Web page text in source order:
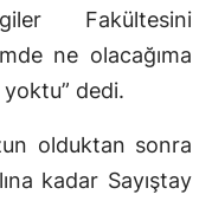
Karaman
Kırıkkale
Batman
Şırnak
Fakültesini
ne olacağıma
dedi.
olduktan sonra
kadar Sayıştay